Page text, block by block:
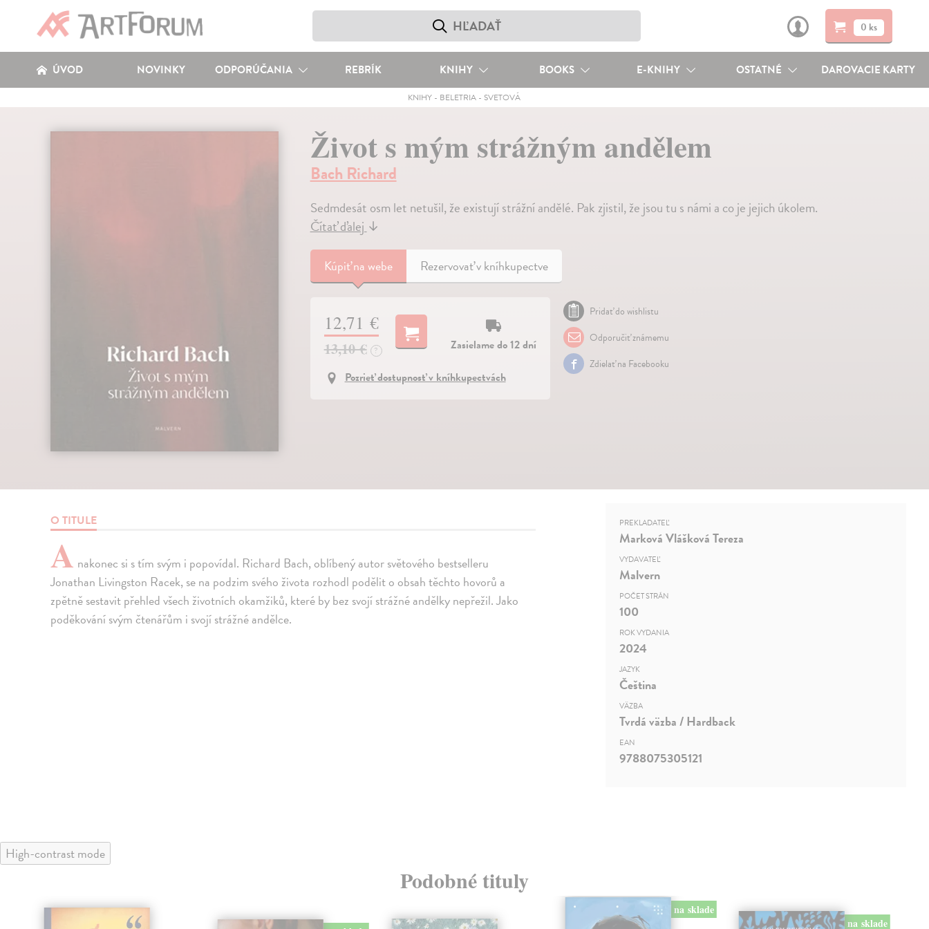
0 ks
ÚVOD NOVINKY ODPORÚČANIA REBRÍK KNIHY BOOKS E-KNIHY OSTATNÉ DAROVACIE KARTY
KNIHY - BELETRIA - SVETOVÁ
Život s mým strážným andělem
Bach Richard
Sedmdesát osm let netušil, že existují strážní andělé. Pak zjistil, že jsou tu s námi a co je jejich úkolem.
Čítať ďalej↓
Kúpiťna webe Rezervovať v kníhkupectve
12,71 €
13,10 € ?
Zasielame do 12 dní
Pozrieť dostupnosť v kníhkupectvách
Pridať do wishlistu
Odporučiť známemu
Zdielať na Facebooku
O TITULE
A nakonec si s tím svým i popovídal. Richard Bach, oblíbený autor světového bestselleru
Jonathan Livingston Racek, se na podzim svého života rozhodl podělit o obsah těchto hovorů a
zpětně sestavit přehled všech životních okamžiků, které by bez svojí strážné andělky nepřežil. Jako
poděkování svým čtenářům i svojí strážné andělce.
PREKLADATEĽ
Marková Vlášková Tereza
VYDAVATEĽ
Malvern
POČET STRÁN
100
ROK VYDANIA
2024
JAZYK
Čeština
VÄZBA
Tvrdá väzba / Hardback
EAN
9788075305121
High-contrast mode
Podobné tituly
na sklade
na sklade